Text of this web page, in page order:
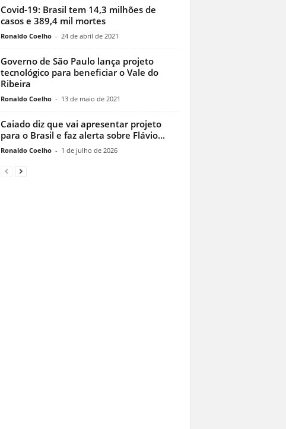
Covid-19: Brasil tem 14,3 milhões de
casos e 389,4 mil mortes
Ronaldo Coelho - 24 de abril de 2021
Governo de São Paulo lança projeto
tecnológico para beneficiar o Vale do
Ribeira
Ronaldo Coelho - 13 de maio de 2021
Caiado diz que vai apresentar projeto
para o Brasil e faz alerta sobre Flávio...
Ronaldo Coelho - 1 de julho de 2026